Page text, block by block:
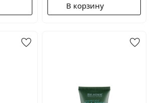
В корзину